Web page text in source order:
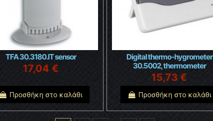
TFA 30.3180.IT sensor
17,04 €
Προσθήκη στο καλάθι
Digital thermo-hygrometer
30.5002, thermometer
15,73 €
Προσθήκη στο καλάθι